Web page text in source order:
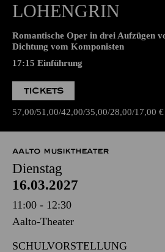
Aalto-Theater
WIEDERAUFNAHME
LOHENGRIN
Dichtung vom Komponisten
17:15 Einführung
57,00 51,00 42,00 35,00
AALTO MUSIKTHEATER
Dienstag
16.03.2027
11:00 - 12:30